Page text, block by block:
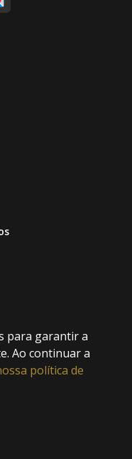
para garantir a
Ao continuar a
política de